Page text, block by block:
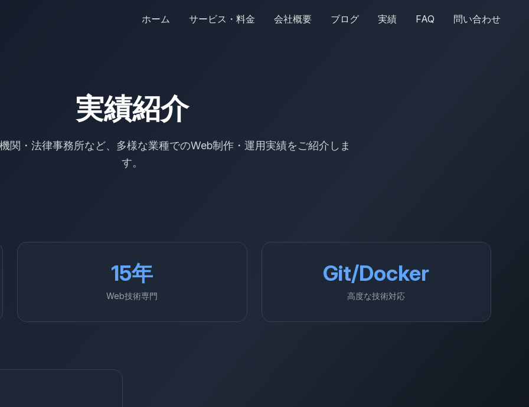
ホーム サービス・料金 会社概要 ブログ 実績 FAQ 問い合わせ
実績紹介
関・法律事務所など、多様な業種でのWeb制作・運用実績をご紹介しま
す。
15年
Web技術専門
Git/Docker
高度な技術対応